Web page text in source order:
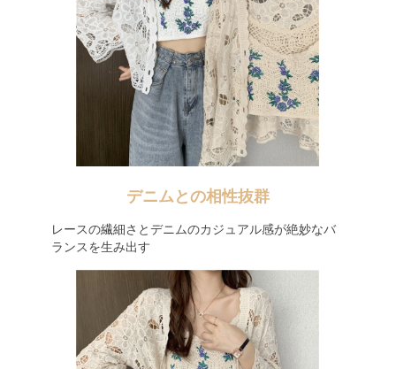
デニムとの相性抜群
レースの繊細さとデニムのカジュアル感が絶妙なバ
ランスを生み出す